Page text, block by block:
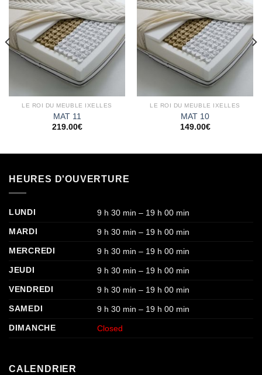
Ajouter
à la
wishlist
LE ROI DU MEUBLE IXELLES
MAT 11
219.00€
Ajouter
à la
wishlist
LE ROI DU MEUBLE IXELLES
MAT 10
149.00€
HEURES D'OUVERTURE
LUNDI
9 h 30 min – 19 h 00 min
MARDI
9 h 30 min – 19 h 00 min
MERCREDI
9 h 30 min – 19 h 00 min
JEUDI
9 h 30 min – 19 h 00 min
VENDREDI
9 h 30 min – 19 h 00 min
SAMEDI
9 h 30 min – 19 h 00 min
DIMANCHE
Closed
CALENDRIER